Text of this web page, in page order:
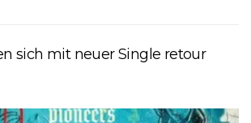
sich mit neuer Single retour